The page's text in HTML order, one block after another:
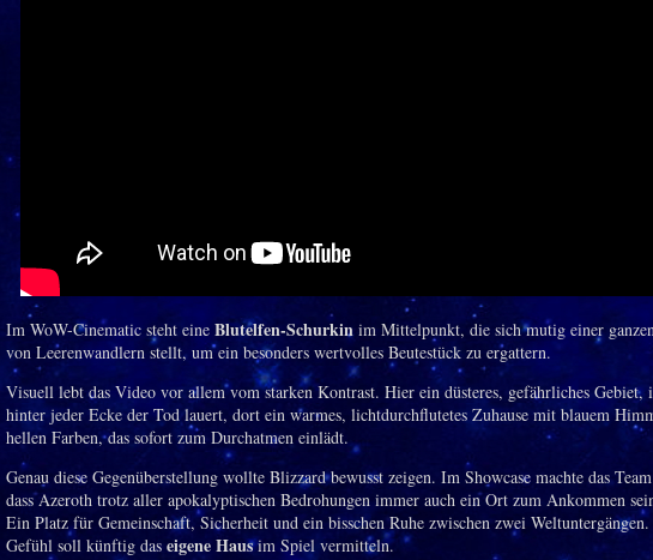
Im WoW-Cinematic steht eine Blutelfen-Schurkinim Mittelpunkt, die sich mutig einer
von Leerenwandlern stellt, um ein besonders wertvolles Beutestück zu ergattern.
Visuell lebt das Video vor allem vom starken Kontrast. Hier ein düsteres, gefährliches Gebiet,
hinter jeder Ecke der Tod lauert, dort ein warmes, lichtdurchflutetes Zuhause mit blauem
hellen Farben, das sofort zum Durchatmen einlädt.
Genau diese Gegenüberstellung wollte Blizzard bewusst zeigen. Im Showcase machte das
dass Azeroth trotz aller apokalyptischen Bedrohungen immer auch ein Ort zum Ankommen
Ein Platz für Gemeinschaft, Sicherheit und ein bisschen Ruhe zwischen zwei Weltuntergängen.
Gefühl soll künftig das eigene Hausim Spiel vermitteln.